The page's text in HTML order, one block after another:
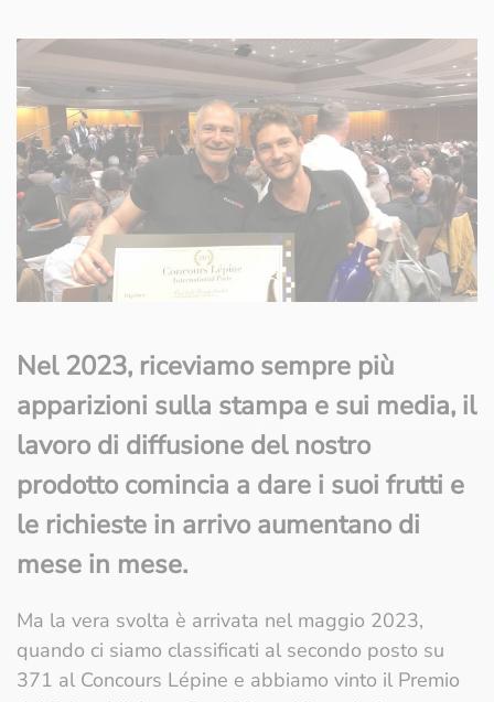
Nel 2023, riceviamo sempre più
apparizioni sulla stampa e sui media, il
lavoro di diffusione del nostro
prodotto comincia a dare i suoi frutti e
le richieste in arrivo aumentano di
mese in mese.
Ma la vera svolta è arrivata nel maggio 2023,
quando ci siamo classificati al secondo posto su
371 al Concours Lépine e abbiamo vinto il Premio